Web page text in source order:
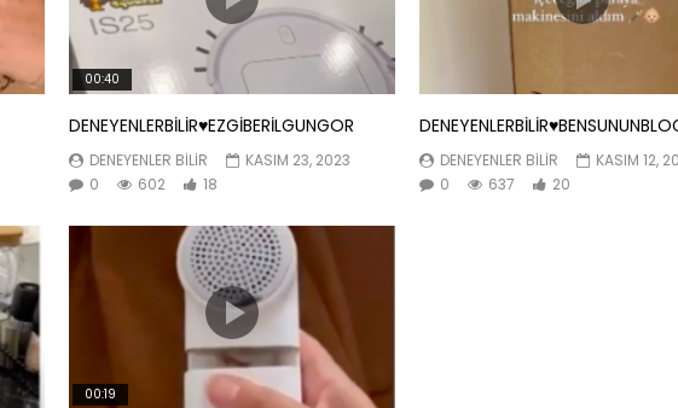
00:40
DENEYENLERBİLİR♥️EZGİBERİLGUNGOR
DENEYENLER BILIR
KASIM 23, 2023
0
602 18
DENEYENLER BILIR
KASIM 12,
0
637 20
00:19